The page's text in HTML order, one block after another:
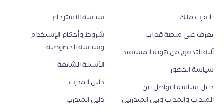
بالقرب منك
تعرف على منصة قدرات
اَلية التحقق من هوية المستفيد
سياسة الحضور
دليل سياسة التواصل بين
المتدرب والمدرب وبين المتدربين
سياسة الاسترجاع
شروط وأحكام الإستخدام
وسياسة الخصوصية
الأسئلة الشائعة
دليل المدرب
دليل المتدرب